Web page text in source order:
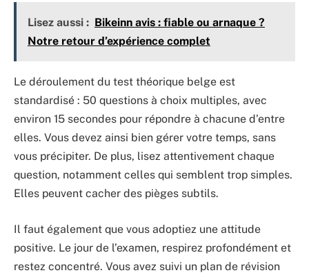
Lisez aussi : Bikeinn avis : fiable ou arnaque ?
Notre retour d’expérience complet
Le déroulement du test théorique belge est
standardisé : 50 questions à choix multiples, avec
environ 15 secondes pour répondre à chacune d’entre
elles. Vous devez ainsi bien gérer votre temps, sans
vous précipiter. De plus, lisez attentivement chaque
question, notamment celles qui semblent trop simples.
Elles peuvent cacher des pièges subtils.
Il faut également que vous adoptiez une attitude
positive. Le jour de l’examen, respirez profondément et
restez concentré. Vous avez suivi un plan de révision